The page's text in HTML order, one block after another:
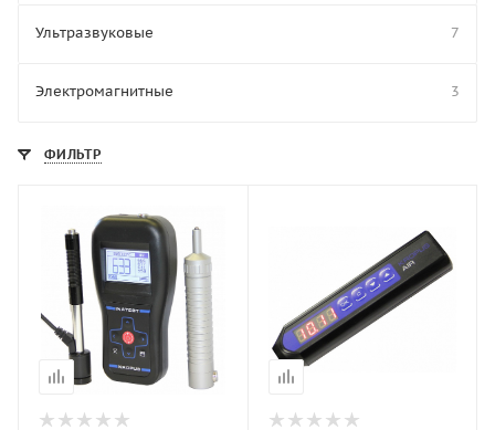
Ультразвуковые 7
Электромагнитные 3
ФИЛЬТР